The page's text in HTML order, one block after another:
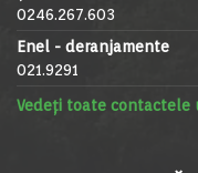
0246.267.603
Enel - deranjamente
021.9291
Vedeți toate contactele